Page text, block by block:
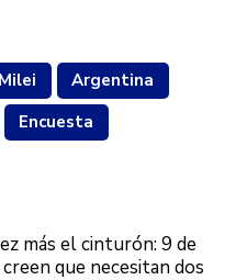
Argentina
Encuesta
más el cinturón: 9 de
que necesitan dos